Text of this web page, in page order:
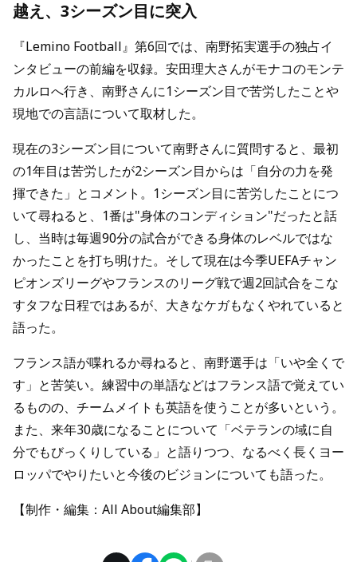
越え、3シーズン目に突入
『Lemino Football』第6回では、南野拓実選手の独占イ
ンタビューの前編を収録。安田理大さんがモナコのモンテ
カルロへ行き、南野さんに1シーズン目で苦労したことや
現地での言語について取材した。
現在の3シーズン目について南野さんに質問すると、最初
の1年目は苦労したが2シーズン目からは「自分の力を発
揮できた」とコメント。1シーズン目に苦労したことにつ
いて尋ねると、1番は"身体のコンディション"だったと話
し、当時は毎週90分の試合ができる身体のレベルではな
かったことを打ち明けた。そして現在は今季UEFAチャン
ピオンズリーグやフランスのリーグ戦で週2回試合をこな
すタフな日程ではあるが、大きなケガもなくやれていると
語った。
フランス語が喋れるか尋ねると、南野選手は「いや全くで
す」と苦笑い。練習中の単語などはフランス語で覚えてい
るものの、チームメイトも英語を使うことが多いという。
また、来年30歳になることについて「ベテランの域に自
分でもびっくりしている」と語りつつ、なるべく長くヨー
ロッパでやりたいと今後のビジョンについても語った。
【制作・編集：All About編集部】